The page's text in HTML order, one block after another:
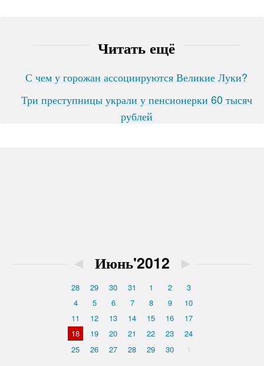
Читать ещё
С чем у горожан ассоциируются Великие Луки?
Три преступницы украли у пенсионерки 60 тысяч
рублей
◄ Июнь'2012 ►
28 29 30 31 1 2
3
4
5 6 7 8 9
10
11
12 13 14 15 16
17
18
19 20 21 22 23
24
25
26 27 28 29 30 1